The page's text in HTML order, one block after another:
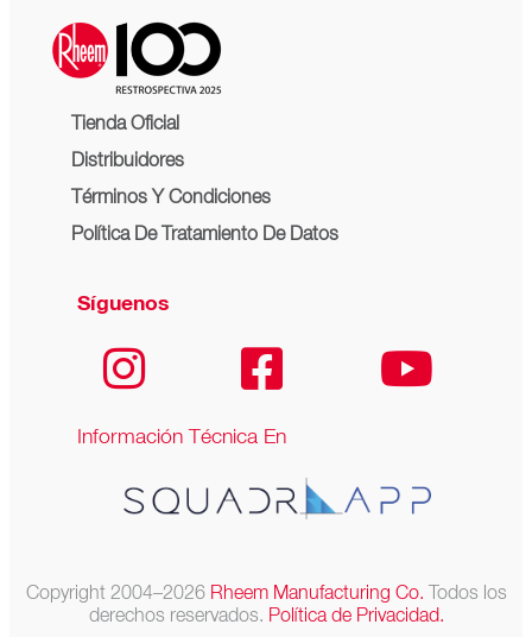
Tienda Oficial
Distribuidores
Términos Y Condiciones
Política De Tratamiento De Datos
Síguenos
Información Técnica En
Copyright 2004–2026 Rheem Manufacturing Co. Todos los
derechos reservados. Política de Privacidad.